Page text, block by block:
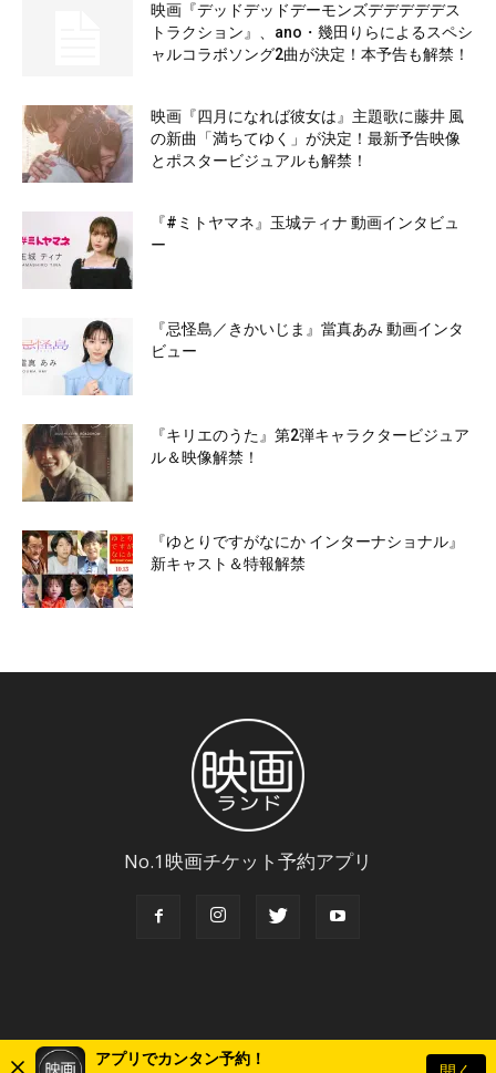
アプリでカンタン予約！
映画『デッドデッドデーモンズデデデデデス
トラクション』、ano・幾田りらによるスペシ
ャルコラボソング2曲が決定！本予告も解禁！
映画『四月になれば彼女は』主題歌に藤井 風
の新曲「満ちてゆく」が決定！最新予告映像
とポスタービジュアルも解禁！
『#ミトヤマネ』玉城ティナ 動画インタビュ
ー
『忌怪島／きかいじま』當真あみ 動画インタ
ビュー
『キリエのうた』第2弾キャラクタービジュア
ル＆映像解禁！
『ゆとりですがなにか インターナショナル』
新キャスト＆特報解禁
No.1映画チケット予約アプリ